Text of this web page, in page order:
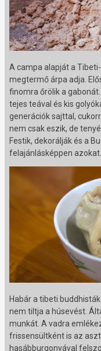
A campa alapját a
megtermő árpa adja.
finomra őrölik a
tejes teával és kis
generációk sajttal,
nem csak eszik, de
Festik, dekorálják és a
felajánlásképpen azokat.
Habár a tibeti
nem tiltja a húsevést.
munkát. A vadra
frissensültként is az
hasábburgonyával